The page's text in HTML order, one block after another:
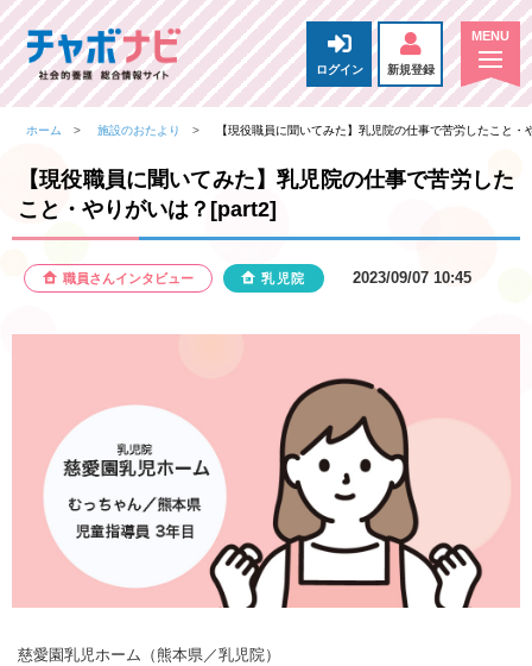
ログイン 新規登録
ホーム 施設のおたより 【現役職員に聞いてみた】乳児院の仕事で苦労したこと
【現役職員に聞いてみた】乳児院の仕事で苦労した
こと・やりがいは？[part2]
職員さんインタビュー 乳児院 2023/09/07 10:45
慈愛園乳児ホーム（熊本県／乳児院）